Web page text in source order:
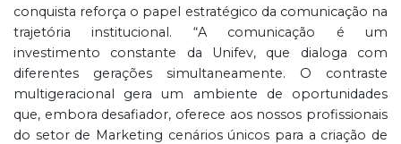
conquista reforça o papel estratégico da comunicação na
trajetória institucional. “A comunicação é um
investimento constante da Unifev, que dialoga com
diferentes gerações simultaneamente. O contraste
multigeracional gera um ambiente de oportunidades
que, embora desafiador, oferece aos nossos profissionais
do setor de Marketing cenários únicos para a criação de